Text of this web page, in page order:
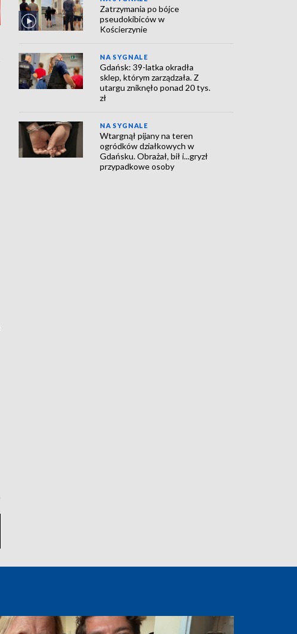
Zatrzymania po bójce
pseudokibiców w
Kościerzynie
NA SYGNALE
Gdańsk: 39-latka okradła
sklep, którym zarządzała. Z
utargu zniknęło ponad 20 tys.
zł
NA SYGNALE
Wtargnął pijany na teren
ogródków działkowych w
Gdańsku. Obrażał, bił i...gryzł
przypadkowe osoby